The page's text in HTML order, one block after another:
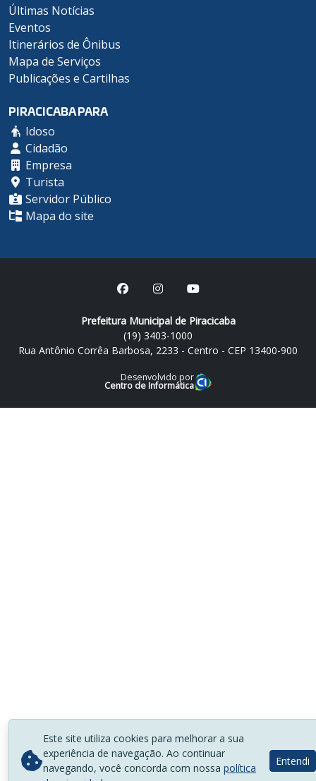
Últimas Notícias
Eventos
Itinerários de Ônibus
Mapa de Serviços
Publicações e Cartilhas
PIRACICABA PARA
Idoso
Cidadão
Empresa
Turista
Servidor Público
Mapa do site
Prefeitura Municipal de Piracicaba
(19) 3403-1000
Rua Antônio Corrêa Barbosa, 2233 - Centro - CEP 13400-900
Desenvolvido por
Centro de Informática
Este site utiliza cookies para melhorar a sua
experiência de navegação. Ao continuar
navegando, você concorda com nossa política
Entendi